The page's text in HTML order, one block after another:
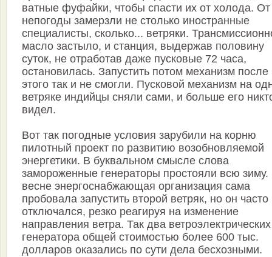
ватные фуфайки, чтобы спасти их от холода. От
непогоды замерзли не столько иностранные
специалисты, сколько... ветряки.
масло застыло, и станция, выдержав половину
суток, не отработав даже пусковые 72 часа,
остановилась. Запустить потом механизм после
этого так и не смогли. Пусковой механизм на
ветряке индийцы сняли сами, и больше его
видел.
Вот так погодные условия зарубили на корню
пилотный проект по развитию возобновляемой
энергетики. В буквальном смысле слова
замороженные генераторы простояли всю
весне энергоснабжающая организация сама
пробовала запустить второй ветряк, но он часто
отключался, резко реагируя на изменение
направления ветра. Так два ветроэлектрических
генератора общей стоимостью более 600 тыс.
долларов оказались по сути дела бесхозными.